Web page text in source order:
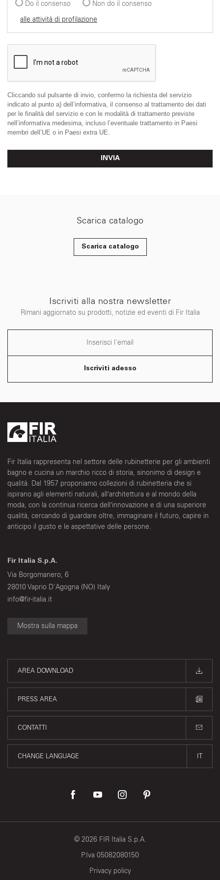
Do il consenso
Non do il consenso
alle attività di profilazione
Cliccando sul pulsante di invio, confermo la richiesta del servizio
indicato al punto a) dell’informativa, il consenso al trattamento dei dati
per le finalità del servizio e con le modalità di trattamento previste
nell’informativa medesima, incluso l’eventuale trattamento in Paesi
membri dell’UE o in Paesi extra UE.
INVIA
Scarica catalogo
Scarica catalogo
Iscriviti alla nostra newsletter
Rimani aggiornato su prodotti, notizie ed eventi di Fir Italia
Iscriviti adesso
Fir Italia rappresenta nel settore delle rubinetterie per gli ambienti
bagno e cucina un marchio ricco di storia, sinonimo di design e
qualità. Dal 1957 proponiamo collezioni di rubinetteria che si
ispirano agli elementi naturali, all’architettura e al mondo della
moda, con la continua ricerca dell’innovazione e di una superiore
qualità, cercando di guardare oltre, immaginare il futuro, capire in
anticipo il gusto e le aspettative delle persone.
Fir Italia S.p.A.
Via Borgomanero, 6
28010 Vaprio D'Agogna (NO) Italy
info@fir-italia.it
Mostra sulla mappa
AREA DOWNLOAD
PRESS AREA
CONTATTI
CHANGE LANGUAGE IT
© 2026 FIR Italia S.p.A.
P.Iva 05082080150
Privacy policy